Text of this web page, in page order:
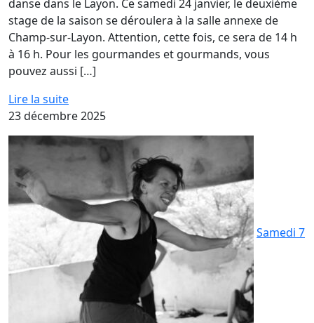
danse dans le Layon. Ce samedi 24 janvier, le deuxième
stage de la saison se déroulera à la salle annexe de
Champ-sur-Layon. Attention, cette fois, ce sera de 14 h
à 16 h. Pour les gourmandes et gourmands, vous
pouvez aussi […]
Lire la suite
23 décembre 2025
Samedi 7